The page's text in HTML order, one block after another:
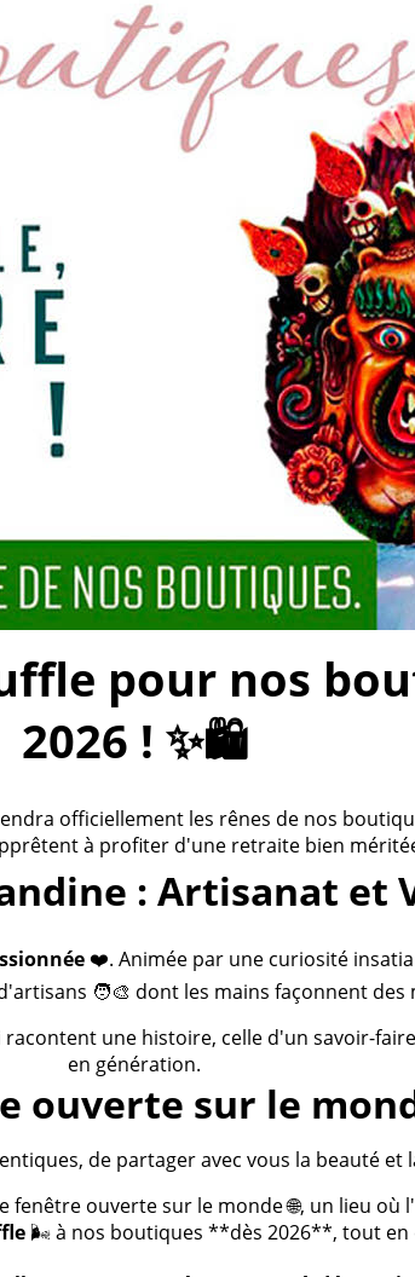
pour nos
2026 ! ✨🛍️
officiellement les rênes de nos
à profiter d'une retraite bien
: Artisanat et
❤️. Animée par une curiosité
🧑‍🎨 dont les mains façonnent des
racontent une histoire, celle d'un savoir-
en génération.
ouverte sur le
de partager avec vous la beauté
ouverte sur le monde 🌐, un lieu
🌬️ à nos boutiques **dès 2026**, tout en